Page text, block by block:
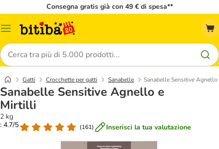
Consegna gratis già con 49 € di spesa**
Overview
Cerca
Gatti Crocchette per gatti Sanabelle Sanabelle Sensitive
Sanabelle Sensitive Agnello e
Mirtilli
2 kg
: 4.7/5
(161) Inserisci la tua valutazione